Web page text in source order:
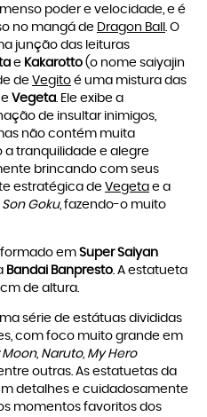
poder e velocidade, e é
no mangá de Dragon Ball . O
junção das leituras
e Kakarotto (o nome saiyajin
de Vegito é uma mistura das
e Vegeta. Ele exibe a
de insultar inimigos,
não contém muita
tranquilidade e alegre
brincando com seus
estratégica de Vegeta e a
Son Goku, fazendo-o muito
em Super Saiyan
Bandai Banpresto. A estatueta
de altura.
série de estátuas divididas
com foco muito grande em
Naruto, My Hero
outras. As estatuetas da
detalhes e cuidadosamente
momentos favoritos dos